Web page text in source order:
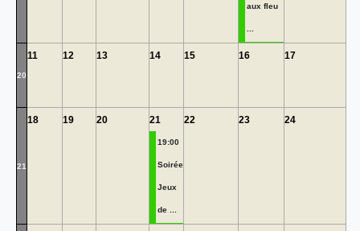
aux fleu
20
11 12 13 14 15 16 17
21
18 19 20 21
19:00
Soirée
Jeux
de ...
22 23 24